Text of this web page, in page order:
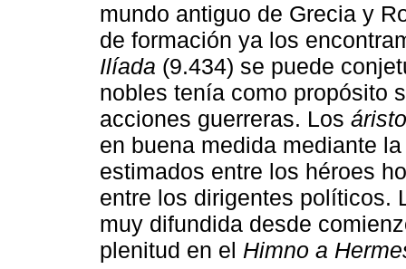
mundo antiguo de Grecia y
de formación ya los
Ilíada (9.434) se puede
nobles tenía como propósito
acciones guerreras. Los
en buena medida mediante
estimados entre los héroes
entre los dirigentes políticos.
muy difundida desde
plenitud en el Himno a